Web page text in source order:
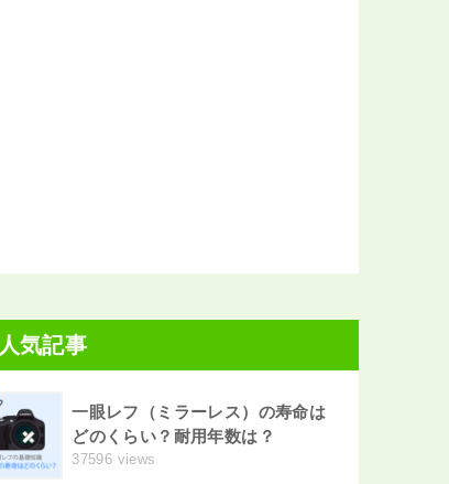
人気記事
一眼レフ（ミラーレス）の寿命は
どのくらい？耐用年数は？
37596 views